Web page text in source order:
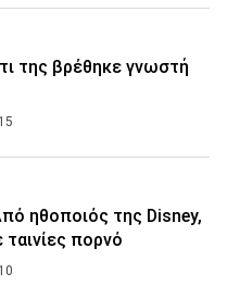
της βρέθηκε γνωστή
ηθοποιός της Disney,
πορνό